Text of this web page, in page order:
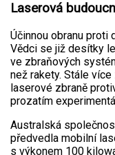
Laserová
Účinnou obranu proti
Vědci se již desítky
ve zbraňových
než rakety. Stále
laserové zbraně
prozatím
Australská
předvedla mobilní
s výkonem 100